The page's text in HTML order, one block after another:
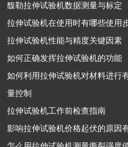
馥勒拉伸试验机数据测量与标定
拉伸试验机在使用时有哪些使用
拉伸试验机性能与精度关键因素
如何正确发挥拉伸试验机的功能
如何利用拉伸试验机对材料进行
量控制
拉伸试验机工作前检查指南
影响拉伸试验机价格起伏的原因